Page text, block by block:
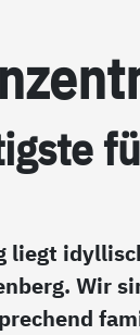
liegt
Wir